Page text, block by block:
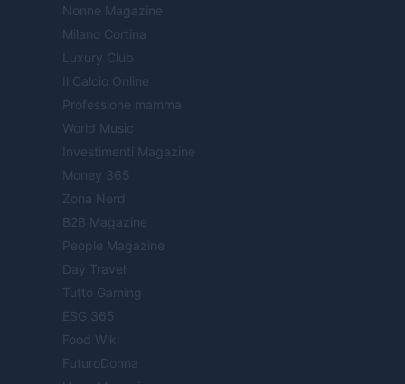
Nonne Magazine
Milano Cortina
Luxury Club
Il Calcio Online
Professione mamma
World Music
Investimenti Magazine
Money 365
Zona Nerd
B2B Magazine
People Magazine
Day Travel
Tutto Gaming
ESG 365
Food Wiki
FuturoDonna